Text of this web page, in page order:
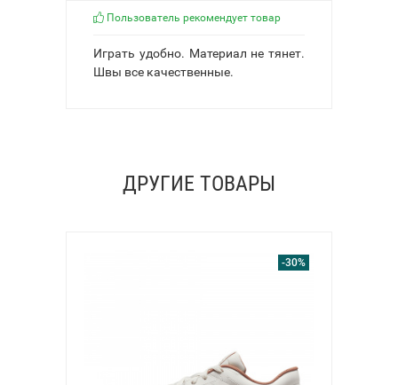
Пользователь рекомендует товар
Играть удобно. Материал не тянет.
Швы все качественные.
ДРУГИЕ ТОВАРЫ
-30%